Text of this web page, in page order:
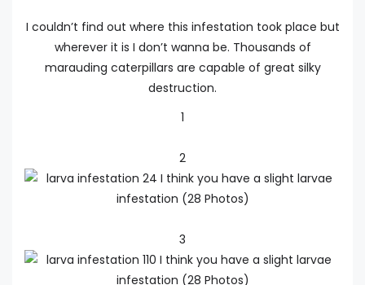
I couldn’t find out where this infestation took place but
wherever it is I don’t wanna be. Thousands of
marauding caterpillars are capable of great silky
destruction.
1
2
3